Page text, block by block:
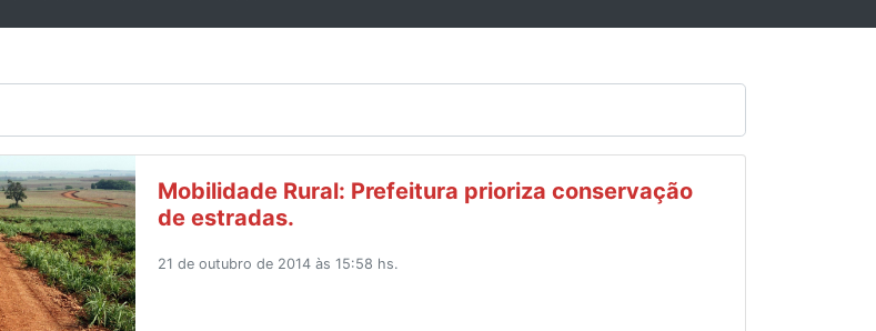
Mobilidade Rural: Prefeitura prioriza conservação
de estradas.
21 de outubro de 2014 às 15:58 hs.